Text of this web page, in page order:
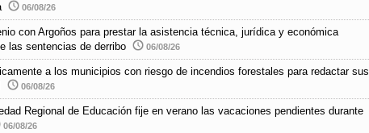
06/08/26
con Argoños para prestar la asistencia técnica, jurídica y económica
las sentencias de derribo
06/08/26
a los municipios con riesgo de incendios forestales para redactar sus
06/08/26
Regional de Educación fije en verano las vacaciones pendientes durante
06/08/26